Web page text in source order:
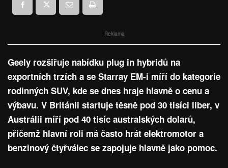
Reklama
Geely rozšiřuje nabídku plug in hybridů na
exportních trzích a se Starray EM-i míří do kategorie
rodinných SUV, kde se dnes hraje hlavně o cenu a
výbavu. V Británii startuje těsně pod 30 tisíci liber, v
Austrálii míří pod 40 tisíc australských dolarů,
přičemž hlavní roli má často hrát elektromotor a
benzinový čtyřválec se zapojuje hlavně jako pomoc.